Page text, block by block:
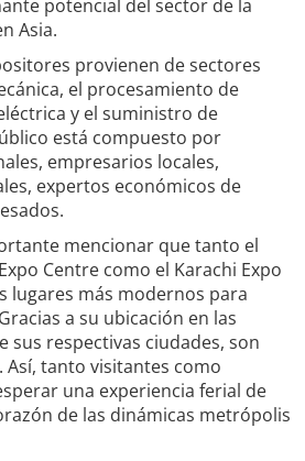
potencial del sector de la
Asia.
provienen de sectores
el procesamiento de
y el suministro de
está compuesto por
empresarios locales,
expertos económicos de
mencionar que tanto el
Centre como el Karachi Expo
lugares más modernos para
a su ubicación en las
sus respectivas ciudades, son
Así, tanto visitantes como
una experiencia ferial de
de las dinámicas metrópolis